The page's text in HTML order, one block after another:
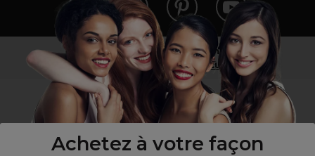
Achetez à votre façon
Vous n’êtes pas un professionnel ?
Visitez notre site pour les particuliers!